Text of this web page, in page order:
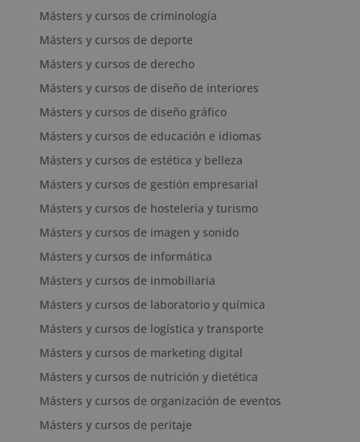
Másters y cursos de criminología
Másters y cursos de deporte
Másters y cursos de derecho
Másters y cursos de diseño de interiores
Másters y cursos de diseño gráfico
Másters y cursos de educación e idiomas
Másters y cursos de estética y belleza
Másters y cursos de gestión empresarial
Másters y cursos de hostelería y turismo
Másters y cursos de imagen y sonido
Másters y cursos de informática
Másters y cursos de inmobiliaria
Másters y cursos de laboratorio y química
Másters y cursos de logística y transporte
Másters y cursos de marketing digital
Másters y cursos de nutrición y dietética
Másters y cursos de organización de eventos
Másters y cursos de peritaje